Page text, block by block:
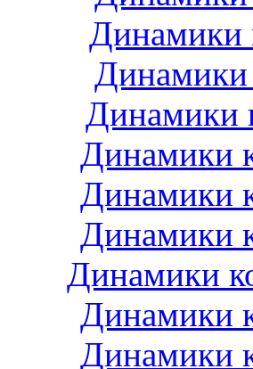
Динамики
Динамики
Динамики
Динамики
Динамики
Динамики
Динамики
Динамики
Динамики